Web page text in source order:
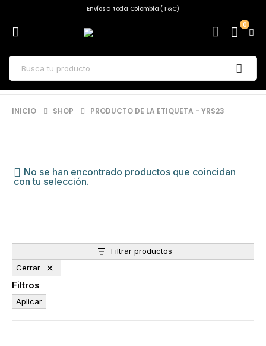
Envíos a toda Colombia (T&C)
0
INICIO SHOP PRODUCTO DE LA ETIQUETA - YRS23
No se han encontrado productos que coincidan
con tu selección.
Filtrar productos
Cerrar
Filtros
Aplicar